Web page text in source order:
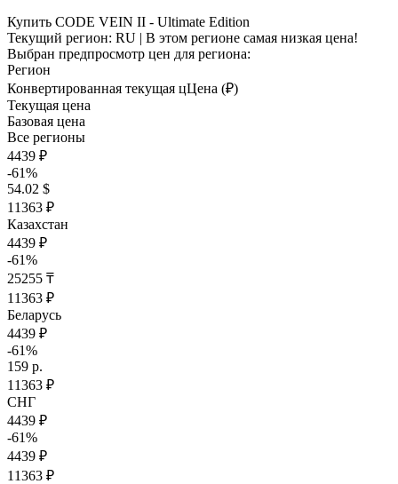
Купить CODE VEIN II - Ultimate Edition
Текущий регион: RU | В этом регионе самая низкая цена!
Выбран предпросмотр цен для региона:
Регион
Конвертированная текущая цЦена (₽)
Текущая цена
Базовая цена
Все регионы
4439 ₽
-61%
54.02 $
11363 ₽
Казахстан
4439 ₽
-61%
25255 ₸
11363 ₽
Беларусь
4439 ₽
-61%
159 р.
11363 ₽
СНГ
4439 ₽
-61%
4439 ₽
11363 ₽